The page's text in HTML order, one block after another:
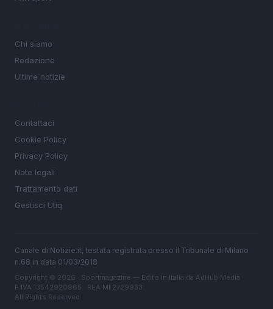
Chi siamo
Redazione
Ultime notizie
Contattaci
Cookie Policy
Privacy Policy
Note legali
Trattamento dati
Gestisci Utiq
Canale di Notizie.it, testata registrata presso il Tribunale di Milano
n.68 in data 01/03/2018
Copyright © 2026 · Sportmagazine — Edito in Italia da AdHub Media
P.IVA 13542920965 · REA MI 2729933
All Rights Reserved